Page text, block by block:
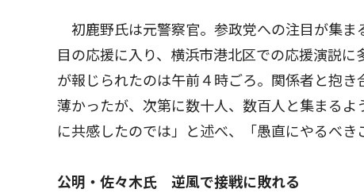
初鹿野氏は元警察官。参政党への注目が集ま
目の応援に入り、横浜市港北区での応援演説
が報じられたのは午前４時ごろ。関係者と抱
薄かったが、次第に数十人、数百人と集まる
に共感したのでは」と述べ、「愚直にやるべき
公明・佐々木氏 逆風で接戦に敗れる